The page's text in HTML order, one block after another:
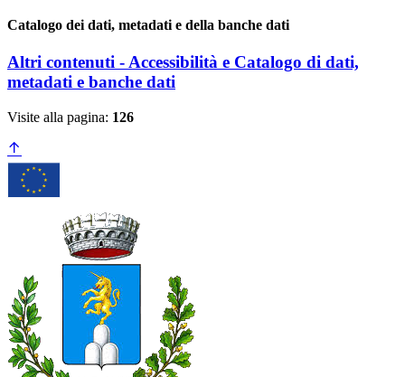
Catalogo dei dati, metadati e della banche dati
Altri contenuti - Accessibilità e Catalogo di dati,
metadati e banche dati
Visite alla pagina: 126